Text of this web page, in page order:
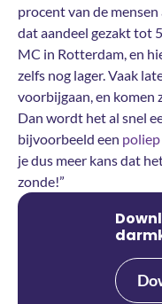
procent van de
dat aandeel gezakt tot
MC in Rotterdam, en
zelfs nog lager. Vaak
voorbijgaan, en komen
Dan wordt het al snel
bijvoorbeeld een poliep
je dus meer kans dat
zonde!”